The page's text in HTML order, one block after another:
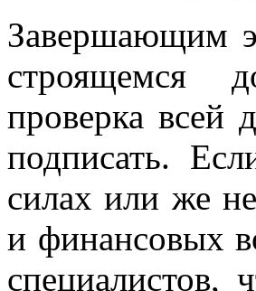
Завершающим
строящемся
проверка всей
подписать.
силах или же
и финансовых
специалистов,